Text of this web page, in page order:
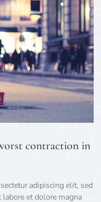
contraction in
adipiscing elit, sed
et dolore magna